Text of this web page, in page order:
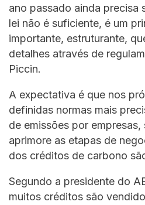
ano passado ainda precisa
lei não é suficiente, é um
importante, estruturante,
detalhes através de
Piccin.
A expectativa é que nos
definidas normas mais
de emissões por
aprimore as etapas de
dos créditos de carbono
Segundo a presidente do
muitos créditos são